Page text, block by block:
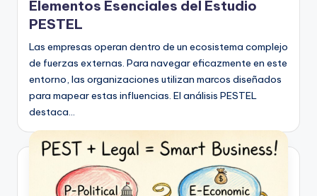
n
si
g
h
t
Elementos Esenciales del Estudio
PESTEL
Las empresas operan dentro de un ecosistema complejo
de fuerzas externas. Para navegar eficazmente en este
entorno, las organizaciones utilizan marcos diseñados
para mapear estas influencias. El análisis PESTEL
destaca…